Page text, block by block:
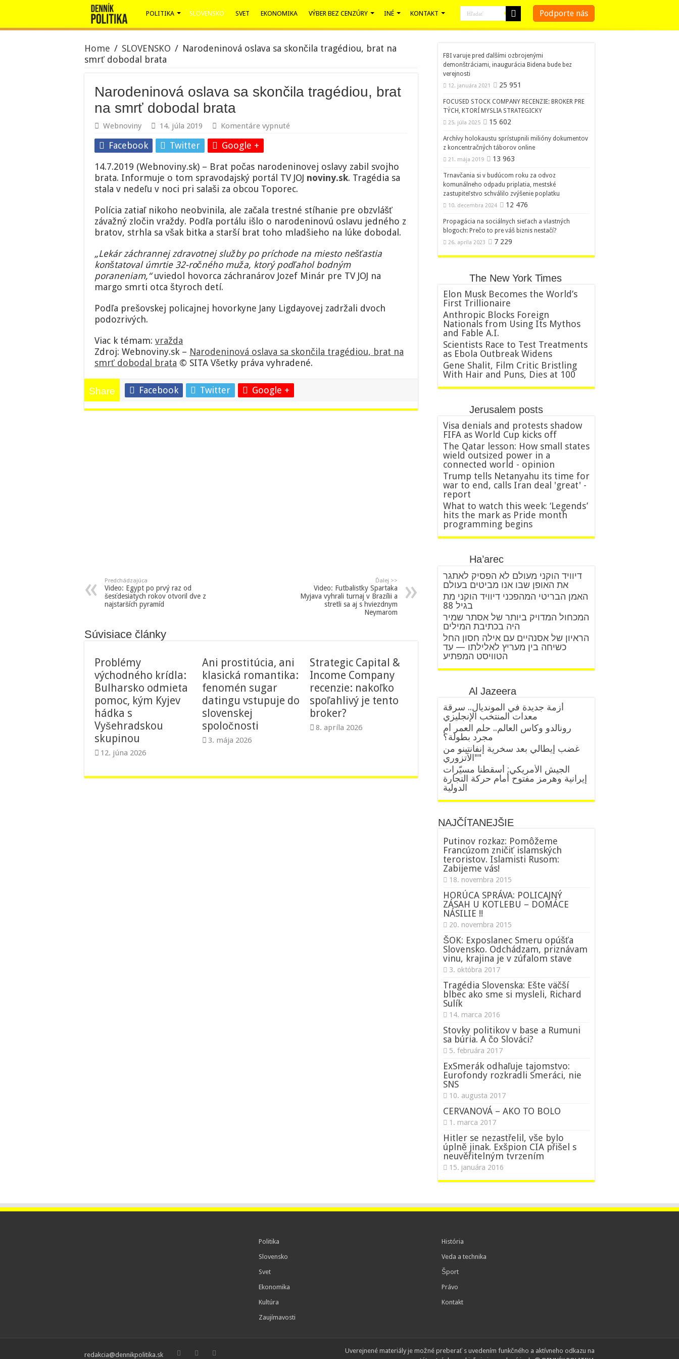
POLITIKA SLOVENSKO SVET EKONOMIKA VÝBER BEZ CENZÚRY INÉ KONTAKT Podporte nás
Home / SLOVENSKO / Narodeninová oslava sa skončila tragédiou, brat na
smrť dobodal brata
Narodeninová oslava sa skončila tragédiou, brat
na smrť dobodal brata
Webnoviny 14. júla 2019 Komentáre vypnuté
skončila
tragédiou,
brat
na
dobodal
brata
Facebook Twitter
Google +
14.7.2019 (Webnoviny.sk) – Brat počas narodeninovej oslavy zabil svojho
brata. Informuje o tom spravodajský portál TV JOJ noviny.sk. Tragédia sa
stala v nedeľu v noci pri salaši za obcou Toporec.
Polícia zatiaľ nikoho neobvinila, ale začala trestné stíhanie pre obzvlášť
závažný zločin vraždy. Podľa portálu išlo o narodeninovú oslavu jedného z
bratov, strhla sa však bitka a starší brat toho mladšieho na lúke dobodal.
„Lekár záchrannej zdravotnej služby po príchode na miesto nešťastia
konštatoval úmrtie 32-ročného muža, ktorý podľahol bodným
poraneniam,“uviedol hovorca záchranárov Jozef Minár pre TV JOJ na
margo smrti otca štyroch detí.
Podľa prešovskej policajnej hovorkyne Jany Ligdayovej zadržali dvoch
podozrivých.
Viac k témam: vražda
Zdroj: Webnoviny.sk – Narodeninová oslava sa skončila tragédiou, brat na
smrť dobodal brata © SITA Všetky práva vyhradené.
Share Facebook Twitter Google +
Predchádzajúca
Video: Egypt po prvý raz od
šesťdesiatych rokov otvoril dve z
najstarších pyramíd
Ďalej >>
Video: Futbalistky Spartaka
Myjava vyhrali turnaj v Brazílii a
stretli sa aj s hviezdnym
Neymarom
Súvisiace články
Problémy
východného krídla:
Bulharsko odmieta
pomoc, kým Kyjev
hádka s
Vyšehradskou
skupinou
12. júna 2026
Ani prostitúcia, ani
klasická romantika:
fenomén sugar
datingu vstupuje do
slovenskej
spoločnosti
3. mája 2026
Strategic Capital &
Income Company
recenzie: nakoľko
spoľahlivý je tento
broker?
8. apríla 2026
FBI varuje pred ďalšími ozbrojenými
demonštráciami, inaugurácia Bidena bude bez
verejnosti
12. januára 2021 25 951
FOCUSED STOCK COMPANY RECENZIE: BROKER PRE
TÝCH, KTORÍ MYSLIA STRATEGICKY
25. júla 2025 15 602
Archívy holokaustu sprístupnili milióny dokumentov
z koncentračných táborov online
21. mája 2019 13 963
Trnavčania si v budúcom roku za odvoz
komunálneho odpadu priplatia, mestské
zastupiteľstvo schválilo zvýšenie poplatku
10. decembra 2024 12 476
Propagácia na sociálnych sieťach a vlastných
blogoch: Prečo to pre váš biznis nestačí?
26. apríla 2023 7 229
The New York Times
Elon Musk Becomes the World’s
First Trillionaire
Anthropic Blocks Foreign
Nationals from Using Its Mythos
and Fable A.I.
Scientists Race to Test Treatments
as Ebola Outbreak Widens
Gene Shalit, Film Critic Bristling
With Hair and Puns, Dies at 100
Jerusalem posts
Visa denials and protests shadow
FIFA as World Cup kicks off
The Qatar lesson: How small states
wield outsized power in a
connected world - opinion
Trump tells Netanyahu its time for
war to end, calls Iran deal 'great' -
report
What to watch this week: ‘Legends’
hits the mark as Pride month
programming begins
Ha’arec
דיוויד הוקני מעולם לא הפסיק לאתגר
את האופן שבו אנו מביטים בעולם
האמן הבריטי המהפכני דיוויד הוקני מת
בגיל 88
המכחול המדויק ביותר של אסתר שמיר
היה בכתיבת המילים
הראיון של אסנהיים עם אילה חסון החל
כשיחה בין מעריץ לאלילתו — עד
הטוויסט המפתיע
Al Jazeera
أزمة جديدة في المونديال.. سرقة
معدات المنتخب الإنجليزي
رونالدو وكأس العالم.. حلم العمر أم
مجرد بطولة؟
غضب إيطالي بعد سخرية إنفانتينو من
"الآتزوري"
الجيش الأمريكي: أسقطنا مسيّرات
إيرانية وهرمز مفتوح أمام حركة التجارة
الدولية
NAJČÍTANEJŠIE
Putinov rozkaz: Pomôžeme
Francúzom zničiť islamských
teroristov. Islamisti Rusom:
Zabijeme vás!
18. novembra 2015
HORÚCA SPRÁVA: POLICAJNÝ
ZÁSAH U KOTLEBU – DOMÁCE
NÁSILIE !!
20. novembra 2015
ŠOK: Exposlanec Smeru opúšťa
Slovensko. Odchádzam, priznávam
vinu, krajina je v zúfalom stave
3. októbra 2017
Tragédia Slovenska: Ešte väčší
blbec ako sme si mysleli, Richard
Sulík
14. marca 2016
Stovky politikov v base a Rumuni
sa búria. A čo Slováci?
5. februára 2017
ExSmerák odhaľuje tajomstvo:
Eurofondy rozkradli Smeráci, nie
SNS
10. augusta 2017
CERVANOVÁ – AKO TO BOLO
1. marca 2017
Hitler se nezastřelil, vše bylo
úplně jinak. Exšpion CIA přišel s
neuvěřitelným tvrzením
15. januára 2016
Politika
Slovensko
Svet
Ekonomika
Kultúra
Zaujímavosti
História
Veda a technika
Šport
Právo
Kontakt
Uverejnené materiály je možné preberať s uvedením funkčného a aktívneho odkazu na
redakcia@dennikpolitika.sk